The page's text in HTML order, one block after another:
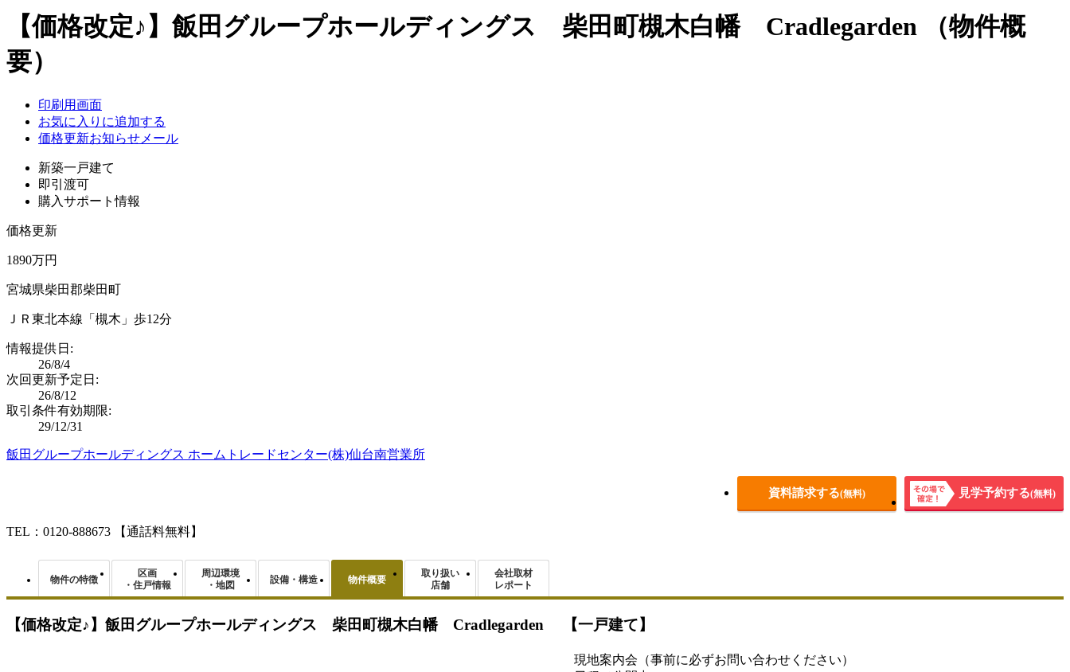
【価格改定♪】飯田グループホールディングス 柴田町槻木白幡 Cradlegarden
（物件概
要）
印刷用画面
お気に入りに追加する
価格更新お知らせメール
新築一戸建て
即引渡可
購入サポート情報
価格更新
1890万円
宮城県柴田郡柴田町
ＪＲ東北本線「槻木」歩12分
情報提供日:
26/8/4
次回更新予定日:
26/8/12
取引条件有効期限:
29/12/31
飯田グループホールディングス ホームトレードセンター(株)仙台南営業所
資料請求する(無料)
その場
見学予約する(無料)
TEL：0120-888673 【通話料無料】
物件の特徴
区画
・住戸情報
周辺環境
・地図
設備・構造 物件概要
取り扱い
店舗
会社取材
レポート
【価格改定♪】飯田グループホールディングス 柴田町槻木白幡 Cradlegarden 【一戸建て】
現地案内会（事前に必ずお問い合わせください）